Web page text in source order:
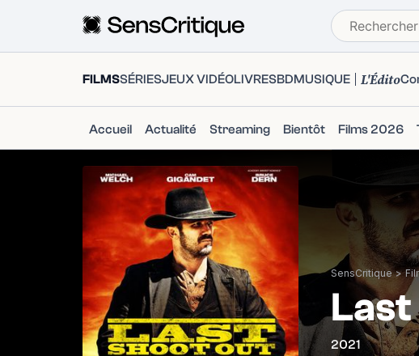
FILMSSÉRIESJEUX VIDÉOLIVRESBDMUSIQUE L'Édito
Accueil Actualité Streaming Bientôt Films 2026
SensCritique >
2021